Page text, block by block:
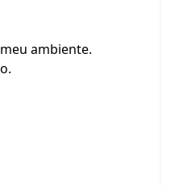
ambiente.